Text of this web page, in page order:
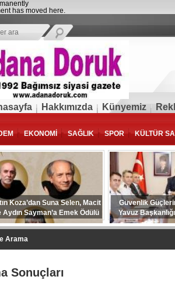
has moved here.
Hakkımızda Künyemiz
EKONOMİ SAĞLIK SPOR KÜLTÜR
Koza’dan Suna Selen, Macit
Aydın Sayman’a Emek Ödülü
Güvenlik
Yavuz
Arama
Sonuçları